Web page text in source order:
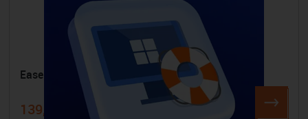
EaseUS WinRescuer 2 PC 1 Jahr
139,99 € 166,42 €